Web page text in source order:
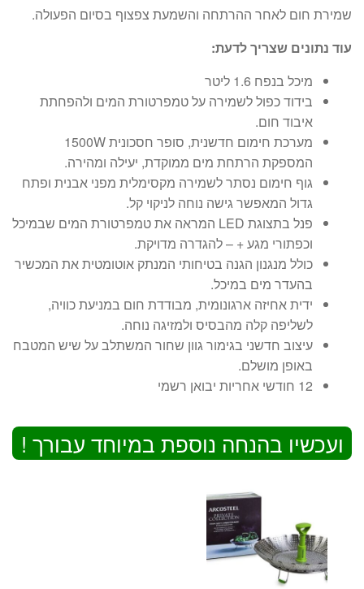
שמירת חום לאחר ההרתחה והשמעת צפצוף בסיום הפעולה.
עוד נתונים שצריך לדעת:
מיכל בנפח 1.6 ליטר
בידוד כפול לשמירה על טמפרטורת המים ולהפחתת
איבוד חום.
מערכת חימום חדשנית, סופר חסכונית 1500W
המספקת הרתחת מים ממוקדת, יעילה ומהירה.
גוף חימום נסתר לשמירה מקסימלית מפני אבנית ופתח
גדול המאפשר גישה נוחה לניקוי קל.
פנל בתצוגת LED המראה את טמפרטורת המים שבמיכל
וכפתורי מגע + – להגדרה מדויקת.
כולל מנגנון הגנה בטיחותי המנתק אוטומטית את המכשיר
בהעדר מים במיכל.
ידית אחיזה ארגונומית, מבודדת חום במניעת כוויה,
לשליפה קלה מהבסיס ולמזיגה נוחה.
עיצוב חדשני בגימור גוון שחור המשתלב על שיש המטבח
באופן מושלם.
12 חודשי אחריות יבואן רשמי
ועכשיו בהנחה נוספת במיוחד עבורך !